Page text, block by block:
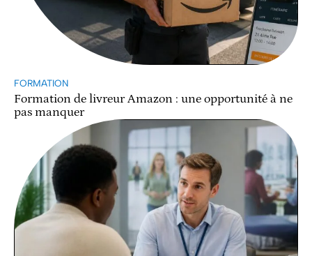
FORMATION
Formation de livreur Amazon : une opportunité à ne
pas manquer